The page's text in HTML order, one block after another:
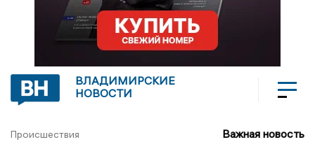
ВЛАДИМИРСКИЕ
НОВОСТИ
Происшествия Важная новость